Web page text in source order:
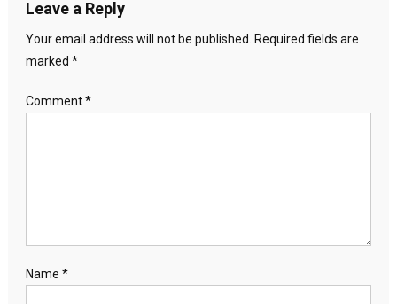
Leave a Reply
Your email address will not be published.
Required fields are
marked *
Comment*
Name *